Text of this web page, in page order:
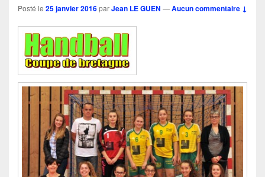
Posté le 25 janvier 2016parJean LE GUEN —Aucun commentaire ↓